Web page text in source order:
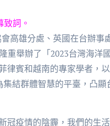
詞。
高雄分處、英國在台辦事
重舉辦了「2023台灣海洋
律賓和越南的專家學者，
結群體智慧的平臺，凸顯
冠疫情的陰霾，我們的生